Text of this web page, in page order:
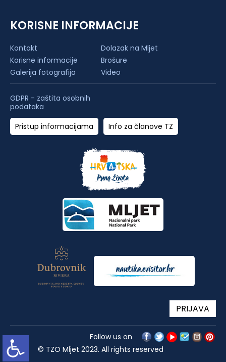
KORISNE INFORMACIJE
Kontakt
Dolazak na Mljet
Korisne informacije
Brošure
Galerija fotografija
Video
GDPR - zaštita osobnih
podataka
Pristup informacijama
Info za članove TZ
PRIJAVA
Follow us on
© TZO Mljet 2023. All rights reserved